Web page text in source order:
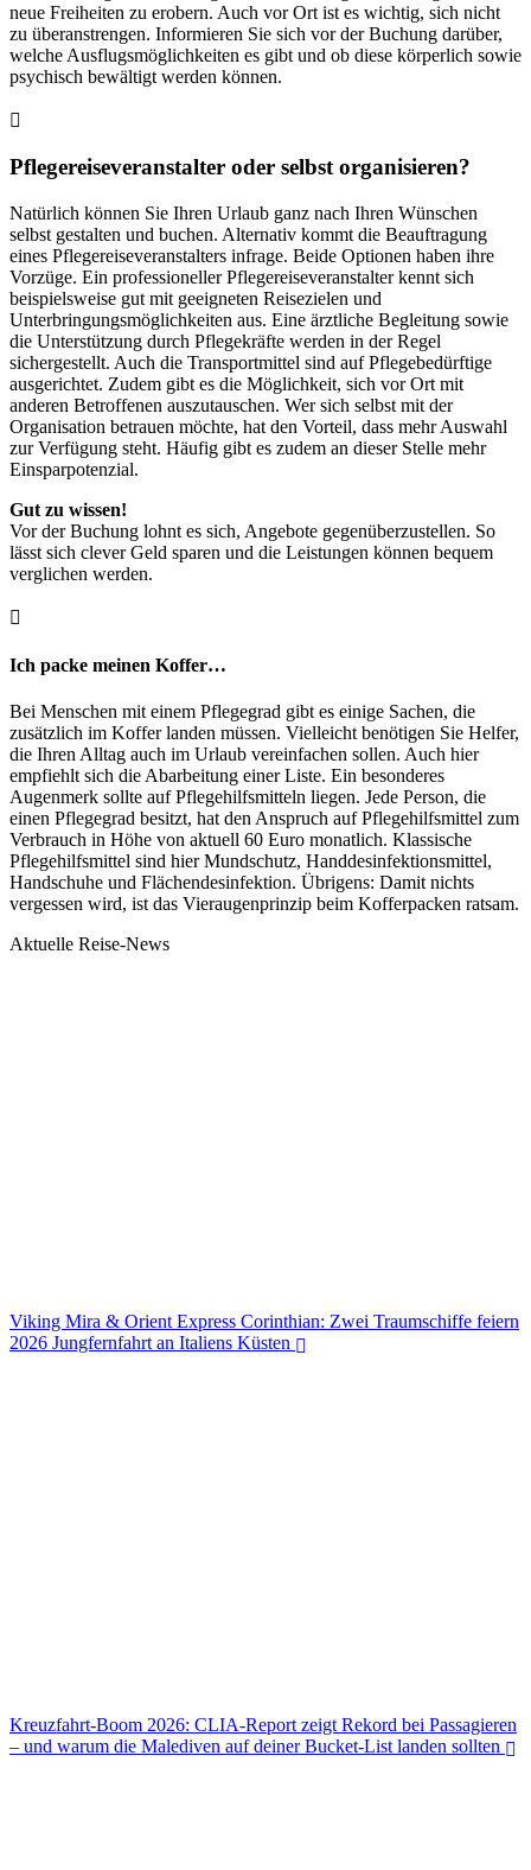
neue Freiheiten zu erobern. Auch vor Ort ist es wichtig, sich nicht
zu überanstrengen. Informieren Sie sich vor der Buchung darüber,
welche Ausflugsmöglichkeiten es gibt und ob diese körperlich sowie
psychisch bewältigt werden können.
Pflegereiseveranstalter oder selbst organisieren?
Natürlich können Sie Ihren Urlaub ganz nach Ihren Wünschen
selbst gestalten und buchen. Alternativ kommt die Beauftragung
eines Pflegereiseveranstalters infrage. Beide Optionen haben ihre
Vorzüge. Ein professioneller Pflegereiseveranstalter kennt sich
beispielsweise gut mit geeigneten Reisezielen und
Unterbringungsmöglichkeiten aus. Eine ärztliche Begleitung sowie
die Unterstützung durch Pflegekräfte werden in der Regel
sichergestellt. Auch die Transportmittel sind auf Pflegebedürftige
ausgerichtet. Zudem gibt es die Möglichkeit, sich vor Ort mit
anderen Betroffenen auszutauschen. Wer sich selbst mit der
Organisation betrauen möchte, hat den Vorteil, dass mehr Auswahl
zur Verfügung steht. Häufig gibt es zudem an dieser Stelle mehr
Einsparpotenzial.
Gut zu wissen!
Vor der Buchung lohnt es sich, Angebote gegenüberzustellen. So
lässt sich clever Geld sparen und die Leistungen können bequem
verglichen werden.
Ich packe meinen Koffer…
Bei Menschen mit einem Pflegegrad gibt es einige Sachen, die
zusätzlich im Koffer landen müssen. Vielleicht benötigen Sie Helfer,
die Ihren Alltag auch im Urlaub vereinfachen sollen. Auch hier
empfiehlt sich die Abarbeitung einer Liste. Ein besonderes
Augenmerk sollte auf Pflegehilfsmitteln liegen. Jede Person, die
einen Pflegegrad besitzt, hat den Anspruch auf Pflegehilfsmittel zum
Verbrauch in Höhe von aktuell 60 Euro monatlich. Klassische
Pflegehilfsmittel sind hier Mundschutz, Handdesinfektionsmittel,
Handschuhe und Flächendesinfektion. Übrigens: Damit nichts
vergessen wird, ist das Vieraugenprinzip beim Kofferpacken ratsam.
Aktuelle Reise-News
Viking Mira & Orient Express Corinthian: Zwei Traumschiffe feiern
2026 Jungfernfahrt an Italiens Küsten
Kreuzfahrt-Boom 2026: CLIA-Report zeigt Rekord bei Passagieren
– und warum die Malediven auf deiner Bucket-List landen sollten